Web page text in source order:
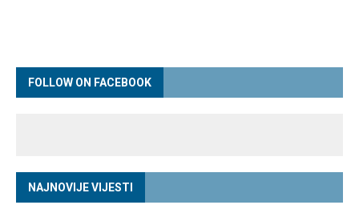
FOLLOW ON FACEBOOK
NAJNOVIJE VIJESTI